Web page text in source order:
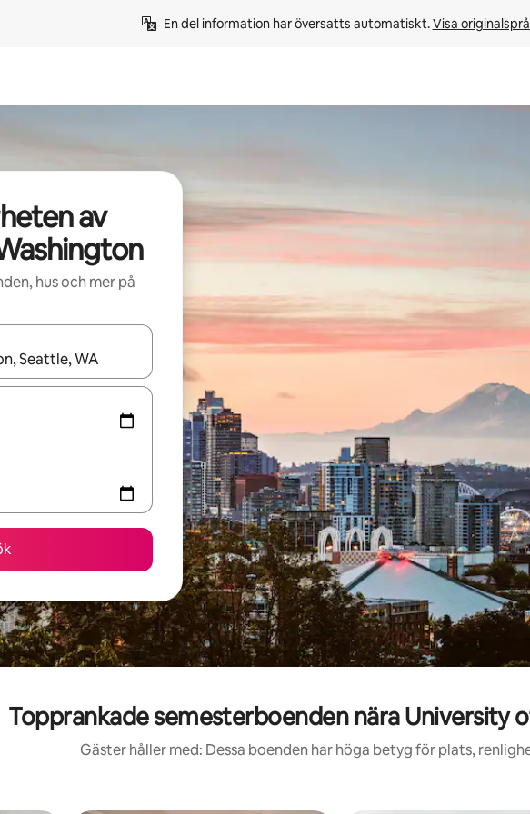
En del information har översatts automatiskt. Visa
av
hus och mer på
kan du navigera med upp- och nedåtpilarna eller utforska genom att trycka eller svepa.
Topprankade semesterboenden nära University
Gäster håller med: Dessa boenden har höga betyg för plats,